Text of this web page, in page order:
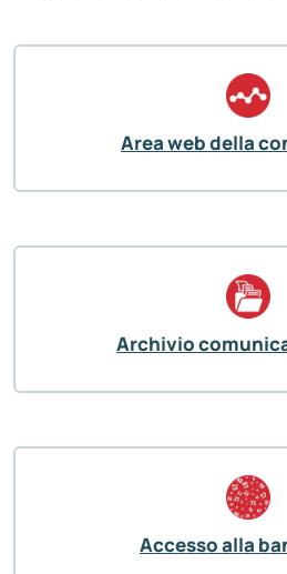
Area web della
Archivio
Accesso alla